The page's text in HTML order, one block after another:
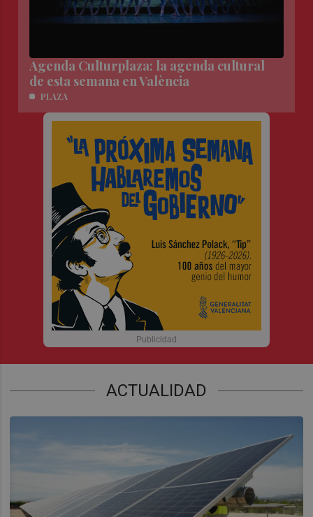
Agenda Culturplaza: la agenda cultural
de esta semana en València
PLAZA
ACTUALIDAD